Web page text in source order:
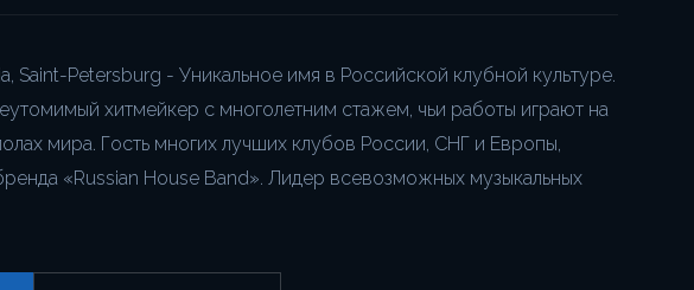
Saint-Petersburg - Уникальное имя в Российской клубной культуре.
хитмейкер с многолетним стажем, чьи работы играют на
мира. Гость многих лучших клубов России, СНГ и Европы,
«Russian House Band». Лидер всевозможных музыкальных